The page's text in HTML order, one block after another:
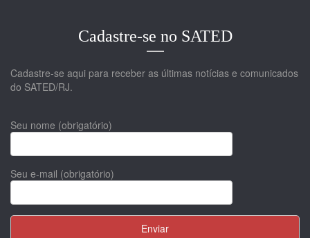
Cadastre-se no SATED
Cadastre-se aqui para receber as últimas notícias e comunicados
do SATED/RJ.
Seu nome (obrigatório)
Seu e-mail (obrigatório)